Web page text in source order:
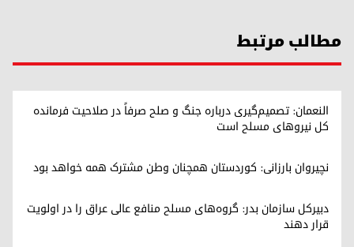
مطالب مرتبط
النعمان: تصمیم‌گیری درباره جنگ و صلح صرفاً در صلاحیت فرمانده
کل نیروهای مسلح است
نچیروان بارزانی: کوردستان همچنان وطن مشترک همه خواهد بود
دبیرکل سازمان بدر: گروه‌های مسلح منافع عالی عراق را در اولویت
قرار دهند